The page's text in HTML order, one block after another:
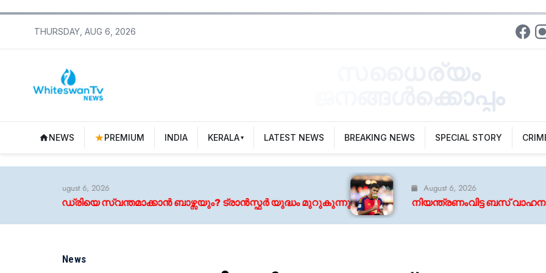
THURSDAY, AUG 6, 2026
സധൈര്യം
ജനങ്ങൾക്കൊപ്പം
NEWS PREMIUM INDIA KERALA LATEST NEWS BREAKING NEWS SPECIAL STORY
ബാഴ്സയും? ട്രാൻസ്ഫർ യുദ്ധം മുറുകുന്നു
August 6, 2026
നിയന്ത്രണംവിട്ട ബസ് വാഹനങ്ങളില്‍ ഇടിച്ച്
News